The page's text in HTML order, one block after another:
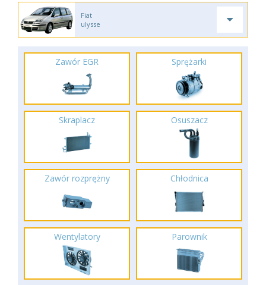
Fiat
ulysse
Zawór EGR Sprężarki
Skraplacz Osuszacz
Zawór rozprężny Chłodnica
Wentylatory Parownik